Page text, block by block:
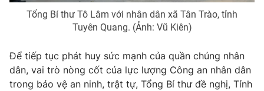
Tổng Bí thư Tô Lâm với nhân dân xã Tân Trào, tỉnh
Tuyên Quang. (Ảnh: Vũ Kiên)
Để tiếp tục phát huy sức mạnh của quần chúng nhân
dân, vai trò nòng cốt của lực lượng Công an nhân dân
trong bảo vệ an ninh, trật tự, Tổng Bí thư đề nghị, Tỉnh